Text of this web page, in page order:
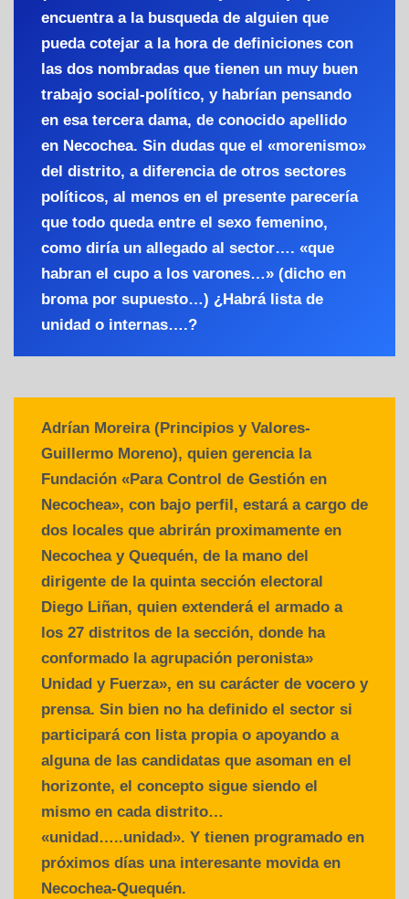
encuentra a la busqueda de alguien que
pueda cotejar a la hora de definiciones con
las dos nombradas que tienen un muy buen
trabajo social-político, y habrían pensando
en esa tercera dama, de conocido apellido
en Necochea. Sin dudas que el «morenismo»
del distrito, a diferencia de otros sectores
políticos, al menos en el presente parecería
que todo queda entre el sexo femenino,
como diría un allegado al sector…. «que
habran el cupo a los varones…» (dicho en
broma por supuesto…) ¿Habrá lista de
unidad o internas….?
Adrían Moreira (Principios y Valores-
Guillermo Moreno), quien gerencia la
Fundación «Para Control de Gestión en
Necochea», con bajo perfil, estará a cargo de
dos locales que abrirán proximamente en
Necochea y Quequén, de la mano del
dirigente de la quinta sección electoral
Diego Liñan, quien extenderá el armado a
los 27 distritos de la sección, donde ha
conformado la agrupación peronista»
Unidad y Fuerza», en su carácter de vocero y
prensa. Sin bien no ha definido el sector si
participará con lista propia o apoyando a
alguna de las candidatas que asoman en el
horizonte, el concepto sigue siendo el
mismo en cada distrito…
«unidad…..unidad». Y tienen programado en
próximos días una interesante movida en
Necochea-Quequén.